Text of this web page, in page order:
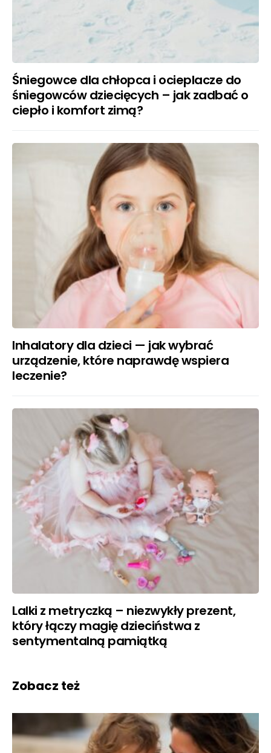
Śniegowce dla chłopca i ocieplacze do
śniegowców dziecięcych – jak zadbać o
ciepło i komfort zimą?
Inhalatory dla dzieci — jak wybrać
urządzenie, które naprawdę wspiera
leczenie?
Lalki z metryczką – niezwykły prezent,
który łączy magię dzieciństwa z
sentymentalną pamiątką
Zobacz też